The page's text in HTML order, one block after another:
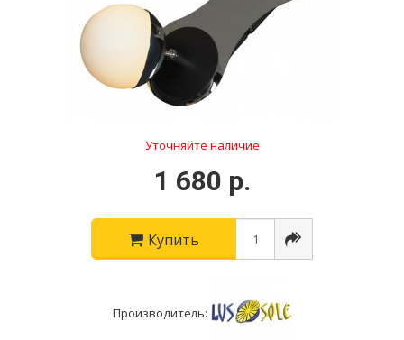
Уточняйте наличие
1 680 р.
Купить
Производитель: